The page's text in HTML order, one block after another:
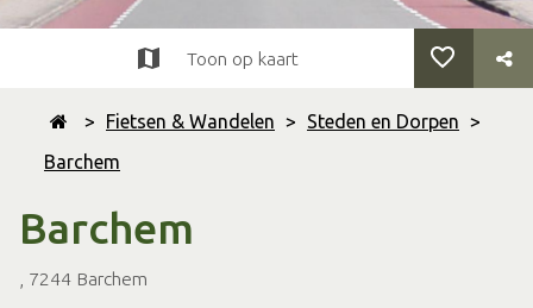
> Fietsen & Wandelen > Steden en Dorpen >
Barchem
Barchem
, 7244 Barchem
Toon op kaart